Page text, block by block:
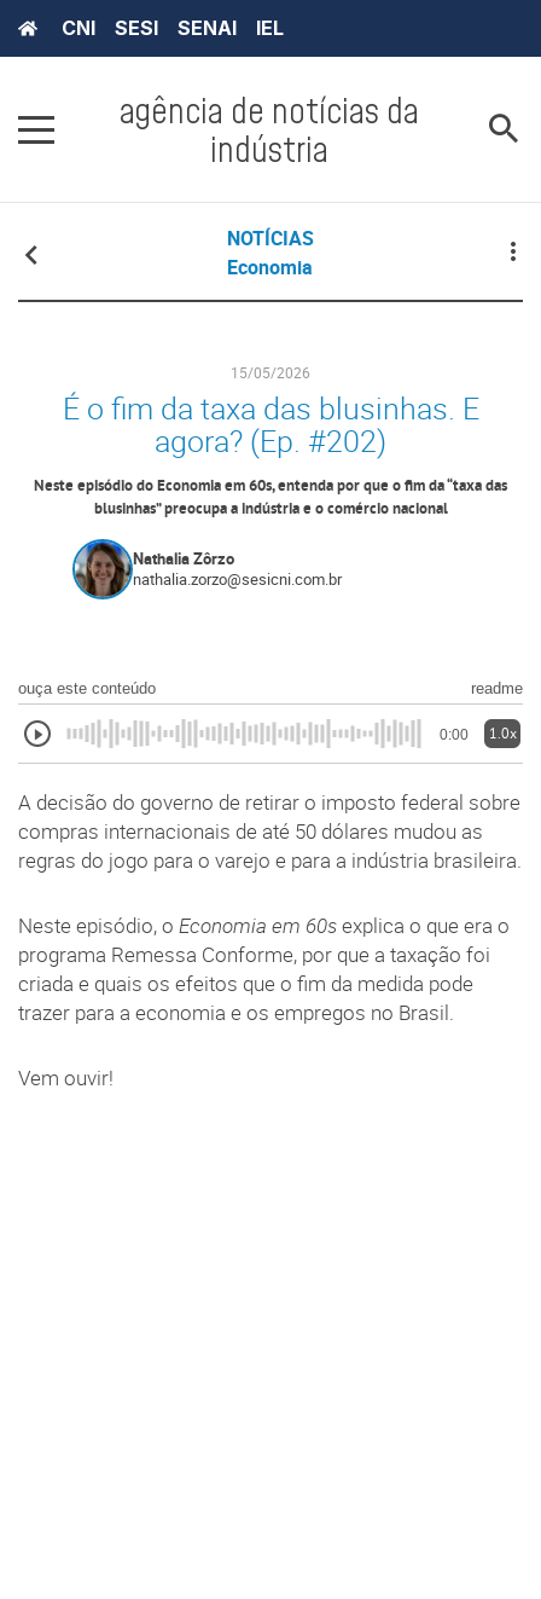
CNI SESI SENAI IEL
agência de notícias da
indústria
NOTÍCIAS
Economia
15/05/2026
É o fim da taxa das blusinhas. E
agora? (Ep. #202)
Neste episódio do Economia em 60s, entenda por que o fim da “taxa das
blusinhas” preocupa a indústria e o comércio nacional
Nathalia Zôrzo
nathalia.zorzo@sesicni.com.br
ouça este conteúdo readme
0:00 1.0x
A decisão do governo de retirar o imposto federal sobre
compras internacionais de até 50 dólares mudou as
regras do jogo para o varejo e para a indústria brasileira.
Neste episódio, o Economia em 60sexplica o que era o
programa Remessa Conforme, por que a taxação foi
criada e quais os efeitos que o fim da medida pode
trazer para a economia e os empregos no Brasil.
Vem ouvir!